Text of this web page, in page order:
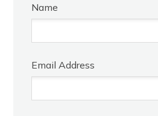
Name
Email Address